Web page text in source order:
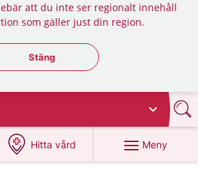
att du inte ser regionalt innehåll
som gäller just din region.
Stäng regionsväljaren
Stäng
Hitta vård
på 1177.se
Meny